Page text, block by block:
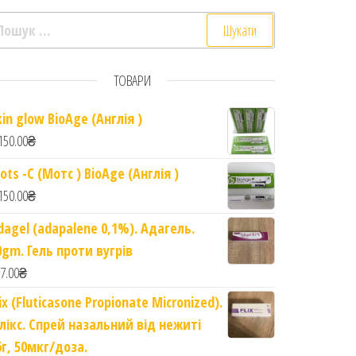
шафрану. Super velvet sleeping mask with saffron flowers
ТОВАРИ
glow BioAge (Англія )
₴
-C (Мотс ) BioAge (Англія )
₴
(adapalene 0,1%). Адагель.
Гель проти вугрів
₴
(Fluticasone Propionate Micronized).
Спрей назальний від нежиті
50мкг/доза.